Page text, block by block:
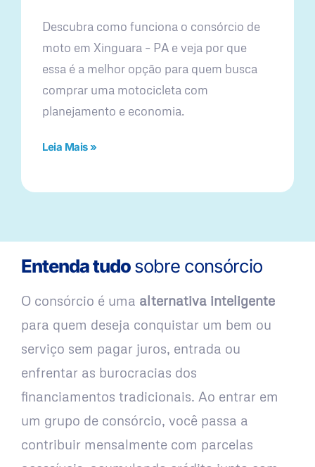
Descubra como funciona o consórcio de
moto em Xinguara – PA e veja por que
essa é a melhor opção para quem busca
comprar uma motocicleta com
planejamento e economia.
Leia Mais »
Entenda tudosobre consórcio
O consórcio é uma alternativa inteligente
para quem deseja conquistar um bem ou
serviço sem pagar juros, entrada ou
enfrentar as burocracias dos
financiamentos tradicionais. Ao entrar em
um grupo de consórcio, você passa a
contribuir mensalmente com parcelas